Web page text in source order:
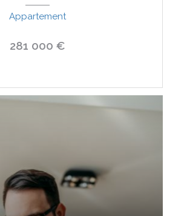
Appartement
281 000 €